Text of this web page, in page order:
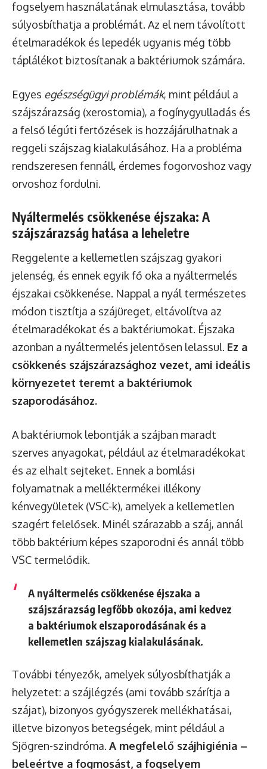
fogselyem használatának elmulasztása, tovább
súlyosbíthatja a problémát. Az el nem távolított
ételmaradékok és lepedék ugyanis még több
táplálékot biztosítanak a baktériumok számára.
Egyes egészségügyi problémák, mint például a
szájszárazság (xerostomia), a fogínygyulladás és
a felső légúti fertőzések is hozzájárulhatnak a
reggeli szájszag kialakulásához. Ha a probléma
rendszeresen fennáll, érdemes fogorvoshoz vagy
orvoshoz fordulni.
Nyáltermelés csökkenése éjszaka: A
szájszárazság hatása a leheletre
Reggelente a kellemetlen szájszag gyakori
jelenség, és ennek egyik fő oka a nyáltermelés
éjszakai csökkenése. Nappal a nyál természetes
módon tisztítja a szájüreget, eltávolítva az
ételmaradékokat és a baktériumokat. Éjszaka
azonban a nyáltermelés jelentősen lelassul. Ez a
csökkenés szájszárazsághoz vezet, ami ideális
környezetet teremt a baktériumok
szaporodásához.
A baktériumok lebontják a szájban maradt
szerves anyagokat, például az ételmaradékokat
és az elhalt sejteket. Ennek a bomlási
folyamatnak a melléktermékei illékony
kénvegyületek (VSC-k), amelyek a kellemetlen
szagért felelősek. Minél szárazabb a száj, annál
több baktérium képes szaporodni és annál több
VSC termelődik.
A nyáltermelés csökkenése éjszaka a
szájszárazság legfőbb okozója, ami kedvez
a baktériumok elszaporodásának és a
kellemetlen szájszag kialakulásának.
További tényezők, amelyek súlyosbíthatják a
helyzetet: a szájlégzés (ami tovább szárítja a
szájat), bizonyos gyógyszerek mellékhatásai,
illetve bizonyos betegségek, mint például a
Sjögren-szindróma. A megfelelő szájhigiénia –
beleértve a fogmosást, a fogselyem